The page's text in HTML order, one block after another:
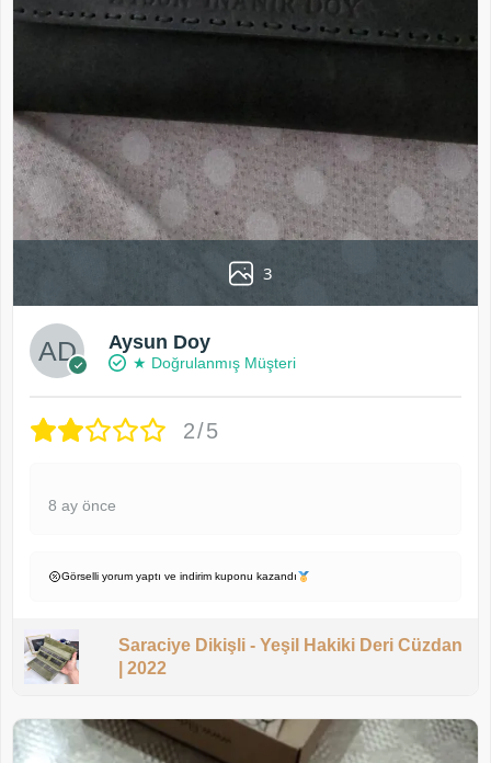
3
Aysun Doy
★ Doğrulanmış Müşteri
2/5
8 ay önce
Görselli yorum yaptı ve indirim kuponu kazandı
Saraciye Dikişli - Yeşil Hakiki Deri Cüzdan
| 2022